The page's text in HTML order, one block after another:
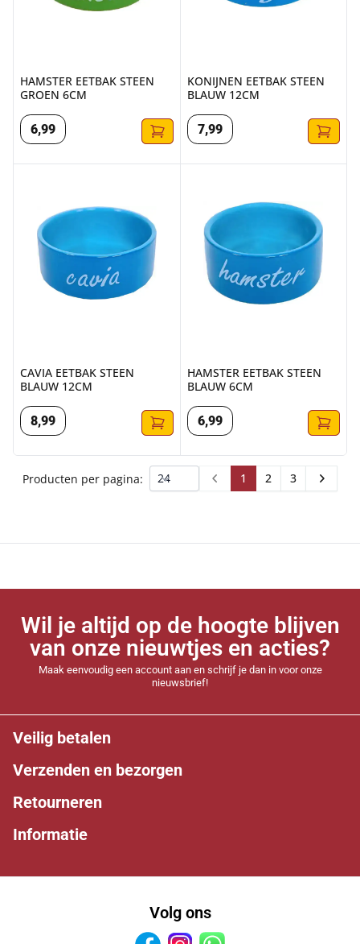
HAMSTER EETBAK STEEN
GROEN 6CM
6,99
KONIJNEN EETBAK STEEN
BLAUW 12CM
7,99
CAVIA EETBAK STEEN
BLAUW 12CM
8,99
HAMSTER EETBAK STEEN
BLAUW 6CM
6,99
Producten per pagina: Prev 1 2 3 Next
Wil je altijd op de hoogte blijven
van onze nieuwtjes en acties?
Maak eenvoudig een account aan en schrijf je dan in voor onze
nieuwsbrief!
Veilig betalen
Verzenden en bezorgen
Retourneren
Informatie
Volg ons
FacebookInstagram